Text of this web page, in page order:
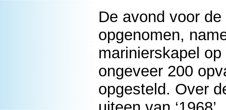
De avond voor
opgenomen,
marinierskapel
ongeveer 200
opgesteld. Over